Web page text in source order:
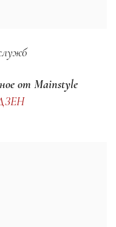
от Mainstyle